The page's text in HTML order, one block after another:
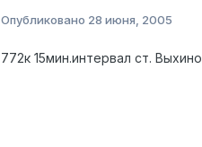
Опубликовано 28 июня, 2005
772к 15мин.интервал ст. Выхино